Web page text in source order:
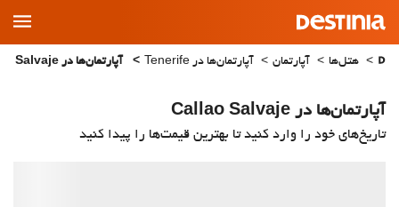
Main
Menu
هتل‌ها آپارتمان آپارتمان‌ها در Tenerife آپارتمان‌ها در Callao Salvaje
آپارتمان‌ها در Callao Salvaje
تاریخ‌های خود را وارد کنید تا بهترین قیمت‌ها را پیدا کنید